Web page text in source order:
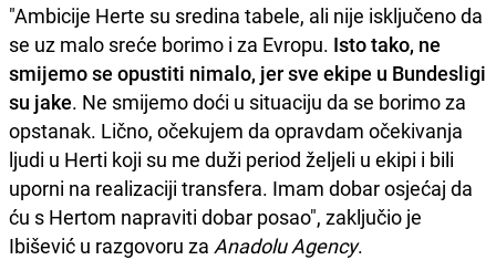
"Ambicije Herte su sredina tabele, ali nije isključeno da
se uz malo sreće borimo i za Evropu. Isto tako, ne
smijemo se opustiti nimalo, jer sve ekipe u Bundesligi
su jake. Ne smijemo doći u situaciju da se borimo za
opstanak. Lično, očekujem da opravdam očekivanja
ljudi u Herti koji su me duži period željeli u ekipi i bili
uporni na realizaciji transfera. Imam dobar osjećaj da
ću s Hertom napraviti dobar posao", zaključio je
Ibišević u razgovoru za Anadolu Agency.